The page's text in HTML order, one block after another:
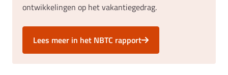
ontwikkelingen op het vakantiegedrag.
Lees meer in het NBTC rapport